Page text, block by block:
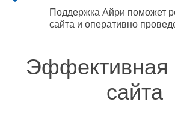
Поддержка Айри поможет
сайта и оперативно
Эффективная
сайта